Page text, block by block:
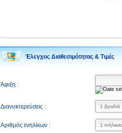
Έλεγχος Διαθεσιμότητας & Τιμές
Άφιξη :
Διανυκτερεύσεις :
Αριθμός ενηλίκων :